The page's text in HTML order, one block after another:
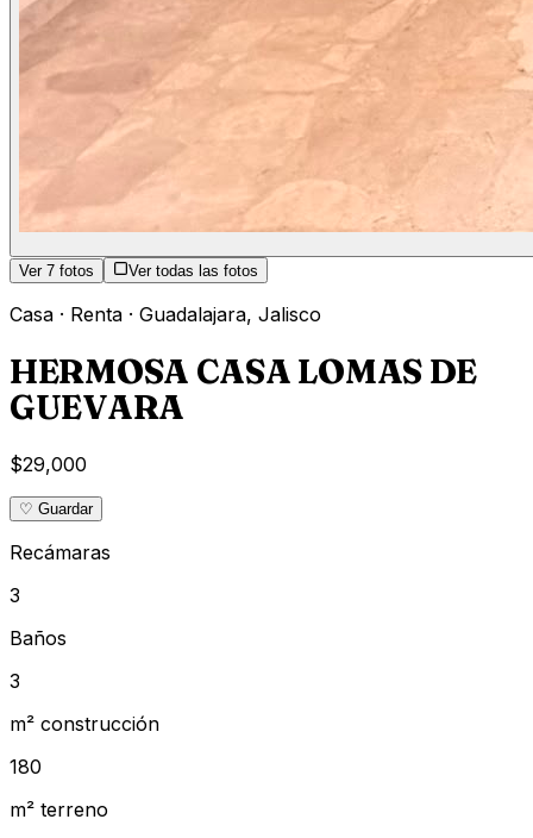
Ver 7 fotos Ver todas las fotos
Casa · Renta · Guadalajara, Jalisco
HERMOSA CASA LOMAS DE
GUEVARA
$29,000
♡ Guardar
Recámaras
3
Baños
3
m² construcción
180
m² terreno